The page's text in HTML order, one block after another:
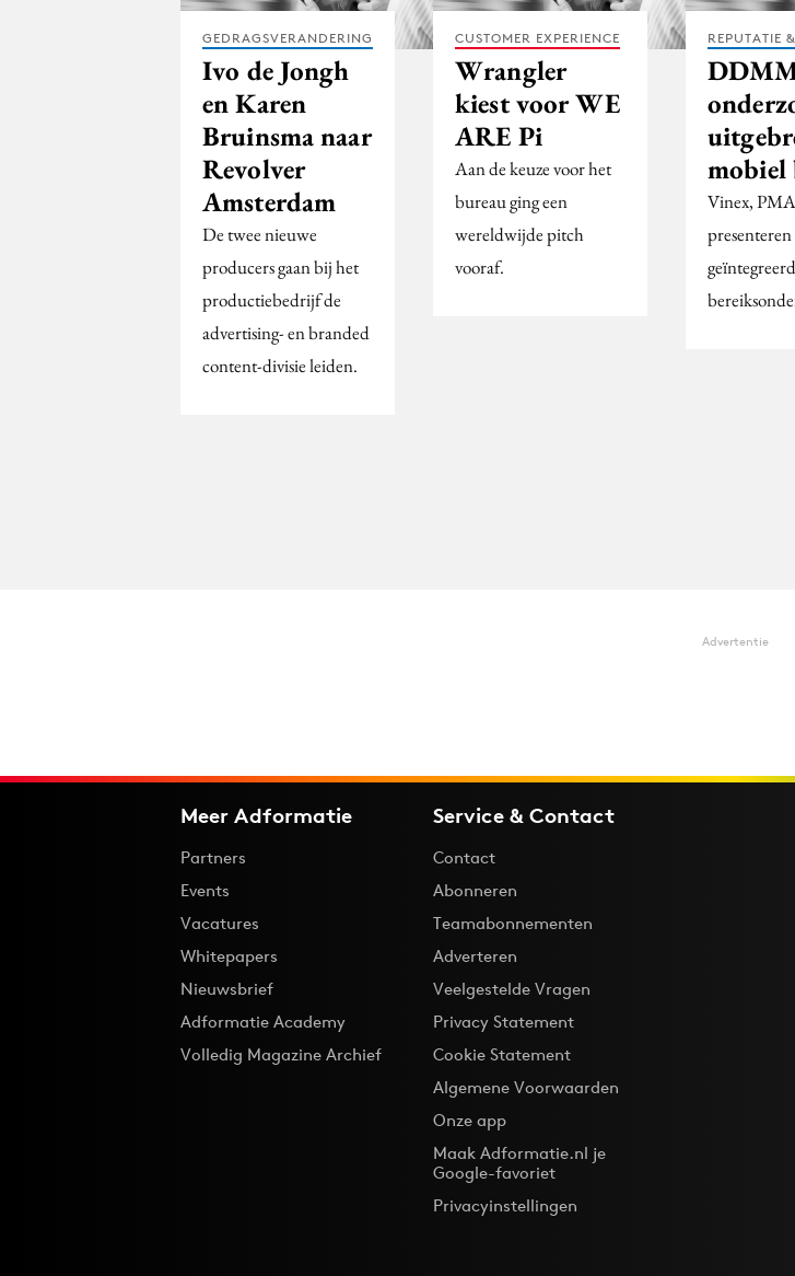
GEDRAGSVERANDERING
Ivo de Jongh
en Karen
Bruinsma naar
Revolver
Amsterdam
De twee nieuwe
producers gaan bij het
productiebedrijf de
advertising- en branded
content-divisie leiden.
CUSTOMER EXPERIENCE
Wrangler
kiest voor WE
ARE Pi
Aan de keuze voor het
bureau ging een
wereldwijde pitch
vooraf.
REPUTATIE
mobiel
Vinex,
presenteren
Advertentie
Meer Adformatie
Partners
Events
Vacatures
Whitepapers
Nieuwsbrief
Adformatie Academy
Volledig Magazine Archief
Service & Contact
Contact
Abonneren
Teamabonnementen
Adverteren
Veelgestelde Vragen
Privacy Statement
Cookie Statement
Algemene Voorwaarden
Onze app
Maak Adformatie.nl je
Google-favoriet
Privacyinstellingen